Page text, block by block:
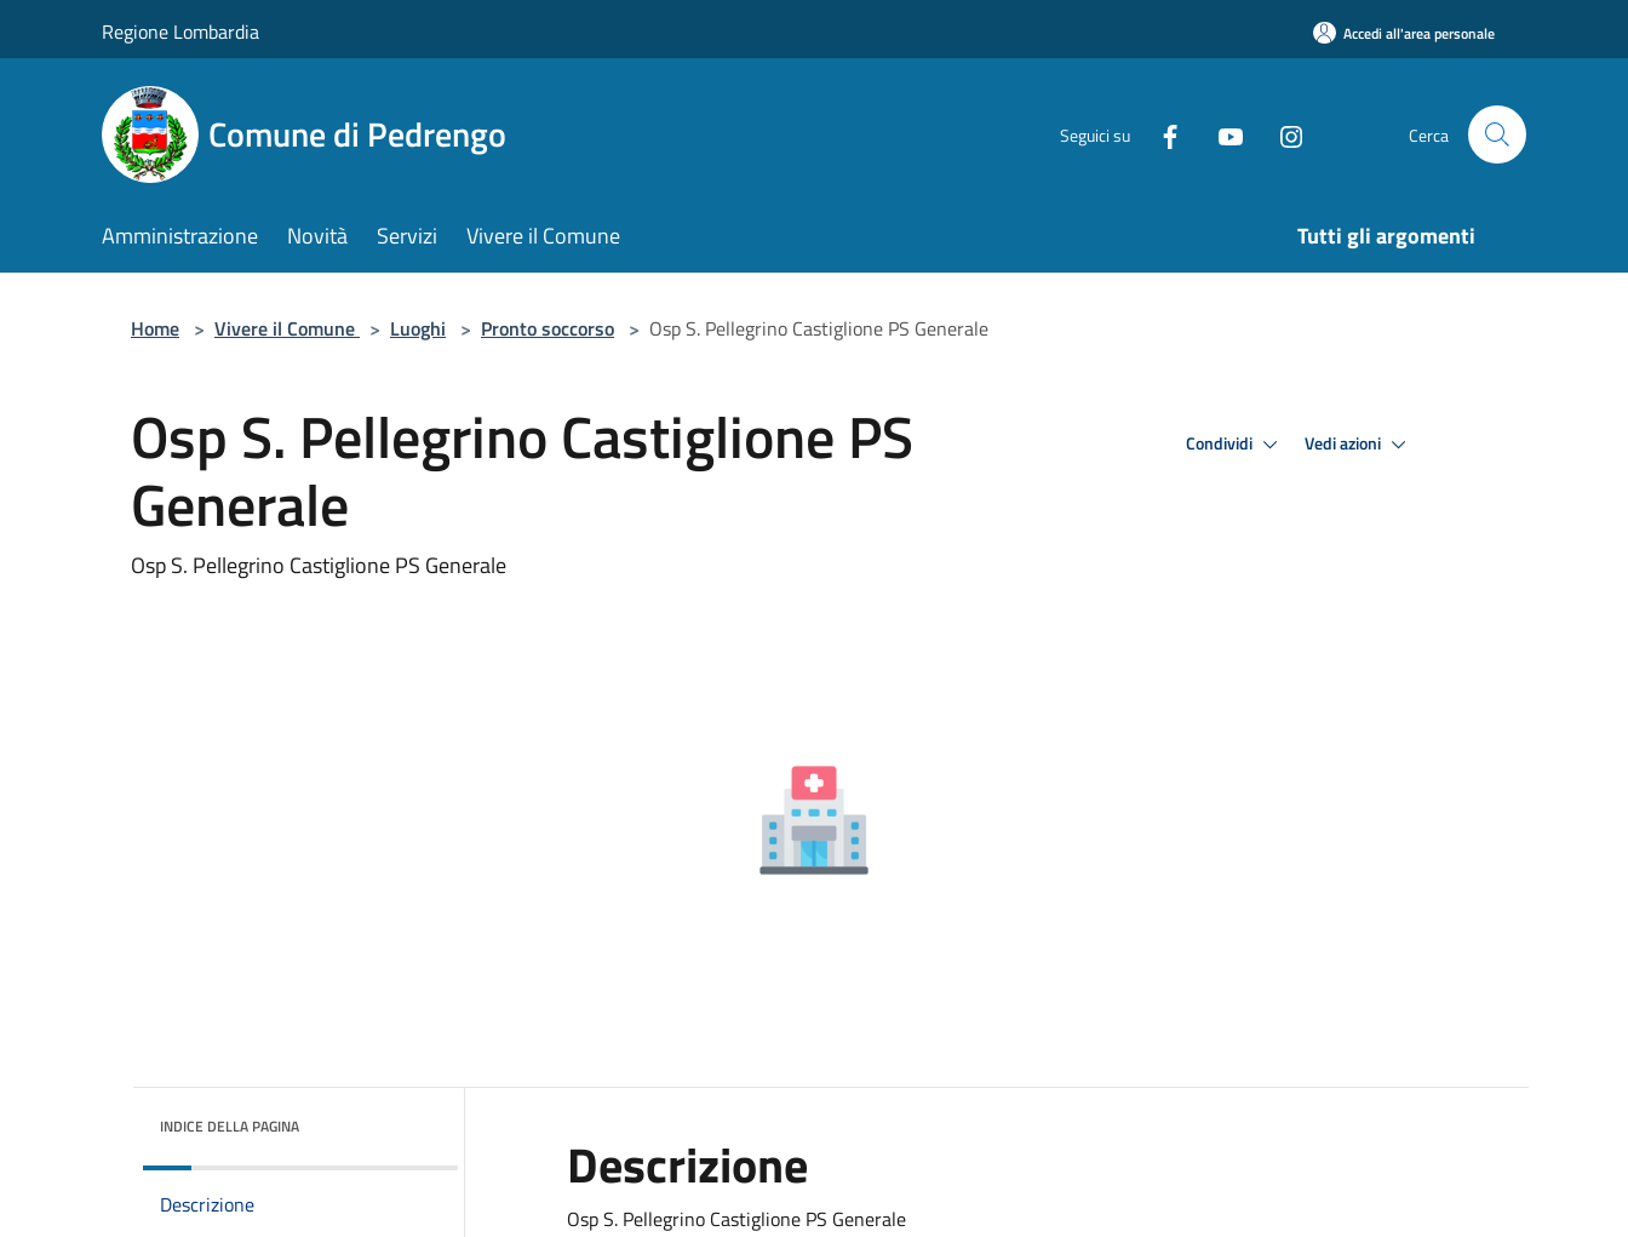
Regione Lombardia Accedi all'area personale
Comune di Pedrengo Seguici su Cerca
Amministrazione Novità Servizi Vivere il Comune Tutti gli argomenti
Home > Vivere il Comune > Luoghi > Pronto soccorso > Osp S. Pellegrino Castiglione PS Generale
Osp S. Pellegrino Castiglione PS
Generale
Osp S. Pellegrino Castiglione PS Generale
Condividi Vedi azioni
INDICE DELLA PAGINA
Descrizione
Descrizione
Osp S. Pellegrino Castiglione PS Generale